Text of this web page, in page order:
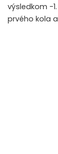
výsledkom -
prvého kola